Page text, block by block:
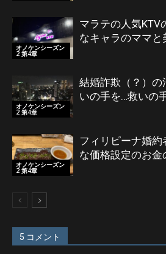
オノケンシーズン
2 第4章
マラテの人気KTV
なキャラのママと
オノケンシーズン
2 第4章
結婚詐欺（？）の
いの手を…救いの
オノケンシーズン
2 第4章
フィリピーナ婚
な価格設定のお金
5 コメント